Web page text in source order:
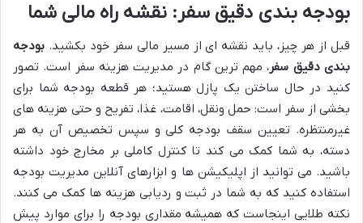
بودجه بندی دقیق سفر: نقشه راه مالی شما
قبل از هر چیز، باید نقشه ای از مسیر مالی سفر خود بکشید. بودجه
بندی دقیق سفر، مهم ترین گام در مدیریت هزینه سفر است. تصور
کنید در حال ساختن یک پازل هستید؛ هر قطعه بودجه شما برای
بخشی از سفر است: حمل ونقل، اقامت، غذا، تفریح و حتی هزینه های
غیرمنتظره. تعیین سقف بودجه کلی و سپس تخصیص آن به هر
دسته، به شما کمک می کند تا کنترل کاملی بر مخارج خود داشته
باشید. می توانید از اپلیکیشن ها و ابزارهای آنلاین مدیریت بودجه
استفاده کنید که به شما در ثبت و ردیابی هزینه ها کمک می کنند.
نکته طلایی اینجاست که همیشه مقداری بودجه را برای موارد پیش